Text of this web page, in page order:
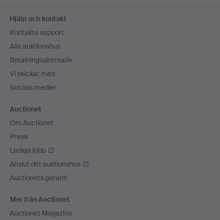
Hjälp och kontakt
Kontakta support
Alla auktionshus
Betalningsalternativ
Vi skickar med
Sociala medier
Auctionet
Om Auctionet
Press
Lediga jobb
Anslut ditt auktionshus
Auctionets garanti
Mer från Auctionet
Auctionet Magazine